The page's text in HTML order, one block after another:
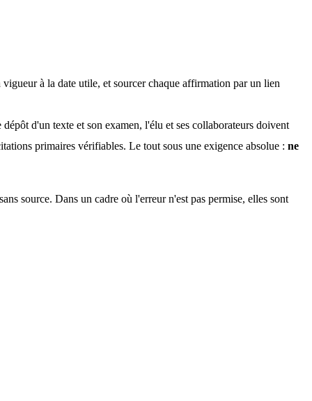
à la date utile, et sourcer chaque affirmation par un lien
d'un texte et son examen, l'élu et ses collaborateurs doivent
primaires vérifiables. Le tout sous une exigence absolue : ne
source. Dans un cadre où l'erreur n'est pas permise, elles sont